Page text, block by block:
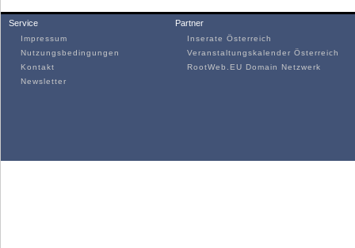
Service
Impressum
Nutzungsbedingungen
Kontakt
Newsletter
Partner
Inserate Österreich
Veranstaltungskalender Österreich
RootWeb.EU Domain Netzwerk